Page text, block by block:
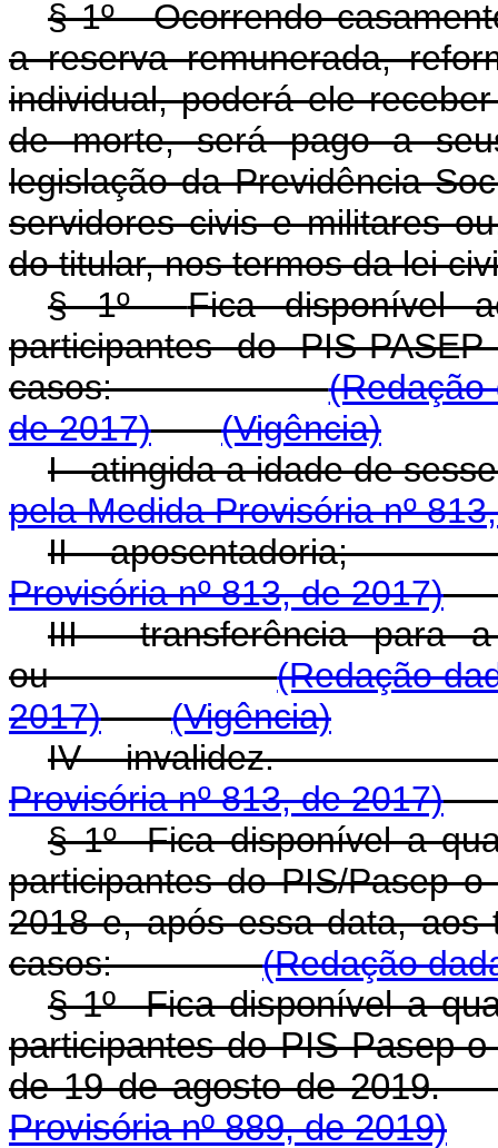
§ 1º - Ocorrendo
a reserva remunerada,
individual, poderá ele
de morte, será pago a
legislação da Previdência
servidores civis e militares
do titular, nos termos da lei
§ 1ºFica disponível
participantes do PIS-
casos:(Redação
de 2017)
(Vigência)
I - atingida a idade
pela Medida Provisória nº
II -
Provisória nº 813, de 2017)
III - transferência para
ou(Redação
2017)
(Vigência)
IV -
Provisória nº 813, de 2017)
§ 1º Fica disponível a
participantes do PIS/Pasep
2018 e, após essa data, aos
casos:(Redação
§ 1º Fica disponível a
participantes do PIS-Pasep
de 19 de agosto de
Provisória nº 889, de 2019)